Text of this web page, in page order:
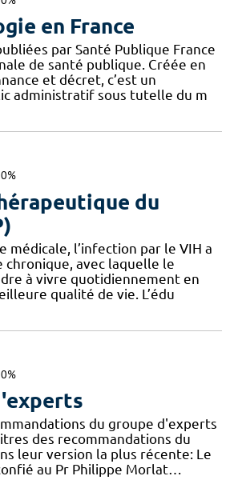
en France
par Santé Publique France
de santé publique. Créée en
et décret, c’est un
administratif sous tutelle du m
du
médicale, l’infection par le VIH a
avec laquelle le
à vivre quotidiennement en
qualité de vie. L’édu
du groupe d'experts
des recommandations du
leur version la plus récente: Le
au Pr Philippe Morlat…